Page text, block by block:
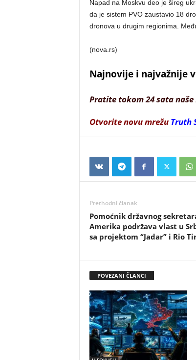
Napad na Moskvu deo je šireg
da je sistem PVO zaustavio 18
dronova u drugim regionima.
(nova.rs)
Najnovije i najvažnije
Pratite tokom 24 sata
Otvorite novu mrežu Truth
Prethodni članak
Pomoćnik državnog
Amerika podržava vlast u
sa projektom “Jadar” i Rio
POVEZANI ČLANCI